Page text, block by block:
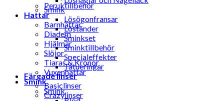
Smink
Lösögonfransar
Löständer
Sminkset
Sminktillbehör
Specialeffekter
Tatueringar
Färgade linser
Basiclinser
Crazylinser
Peruktillbehör
Hattar
Barnhattar
Diadem
Hjälmar
Slöjor
Tiaras & Kronor
Vuxenhattar
Smink
Smink